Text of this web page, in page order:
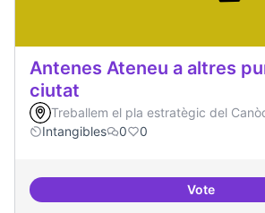
Antenes Ateneu a altres
ciutat
Treballem el pla estratègic del
Intangibles
0 0
VoteAntenes